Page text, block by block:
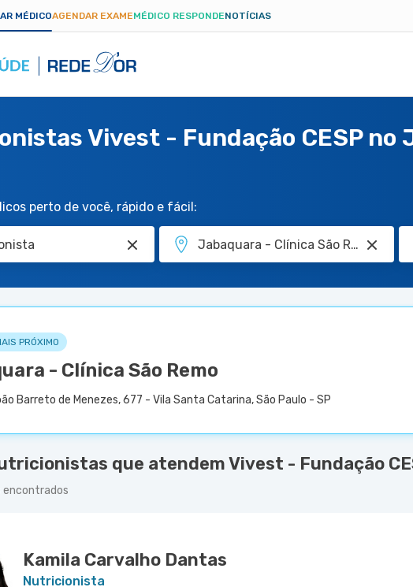
MÉDICOAGENDAR EXAMEMÉDICO RESPONDENOTÍCIAS
Vivest - Fundação CESP no
perto de você, rápido e fácil:
PRÓXIMO
- Clínica São Remo
Barreto de Menezes, 677 - Vila Santa Catarina, São Paulo - SP
que atendem Vivest - Fundação
encontrados
Kamila Carvalho Dantas
Nutricionista